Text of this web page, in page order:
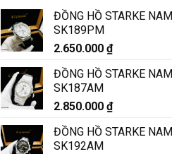
ĐỒNG HỒ STARKE NAM
SK189PM
2.650.000 ₫
ĐỒNG HỒ STARKE NAM
SK187AM
2.850.000 ₫
ĐỒNG HỒ STARKE NAM
SK192AM